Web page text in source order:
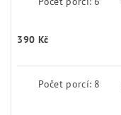
390 Kč
Počet porcí: 8